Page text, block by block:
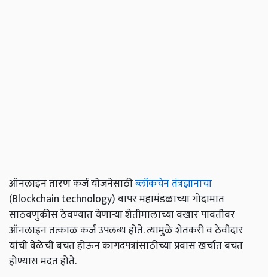
ऑनलाइन तारण कर्ज योजनेसाठीब्लॉकचेन तंत्रज्ञानाचा
(Blockchain technology) वापर महामंडळाच्या गोदामात
साठवणुकीस ठेवण्यात येणाऱ्या शेतीमालाच्या वखार पावतीवर
ऑनलाइन तत्काळ कर्ज उपलब्ध होते. त्यामुळे शेतकरी व ठेवीदार
यांची वेळेची बचत होऊन कागदपत्रांसाठीच्या प्रवास खर्चात बचत
होण्यास मदत होते.